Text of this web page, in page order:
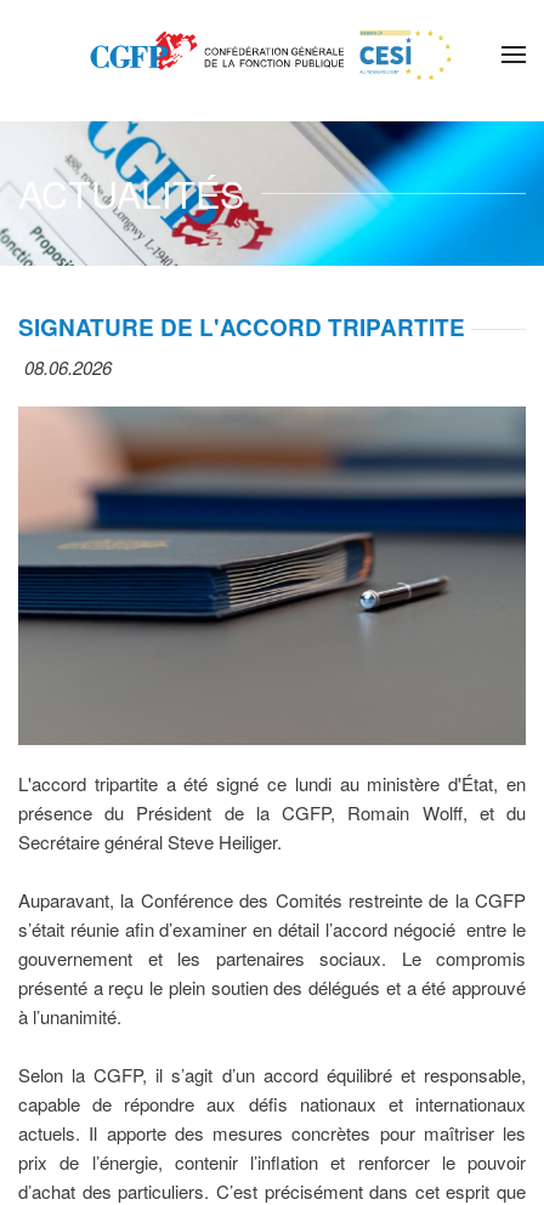
Skip to main content
ACTUALITÉS
SIGNATURE DE L'ACCORD TRIPARTITE
08.06.2026
L'accord tripartite a été signé ce lundi au ministère d'État, en
présence du Président de la CGFP, Romain Wolff, et du
Secrétaire général Steve Heiliger.
Auparavant, la Conférence des Comités restreinte de la CGFP
s’était réunie afin d’examiner en détail l’accord négocié entre le
gouvernement et les partenaires sociaux. Le compromis
présenté a reçu le plein soutien des délégués et a été approuvé
à l’unanimité.
Selon la CGFP, il s’agit d’un accord équilibré et responsable,
capable de répondre aux défis nationaux et internationaux
actuels. Il apporte des mesures concrètes pour maîtriser les
prix de l’énergie, contenir l’inflation et renforcer le pouvoir
d’achat des particuliers. C’est précisément dans cet esprit que